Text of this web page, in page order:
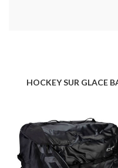
HOCKEY SUR GLACE